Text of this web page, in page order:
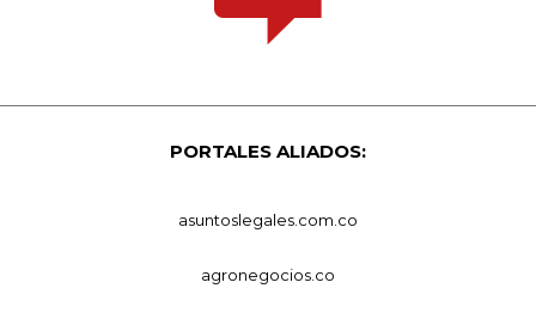
PORTALES ALIADOS:
asuntoslegales.com.co
agronegocios.co